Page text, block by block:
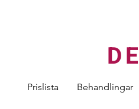
Prislista Behandlingar